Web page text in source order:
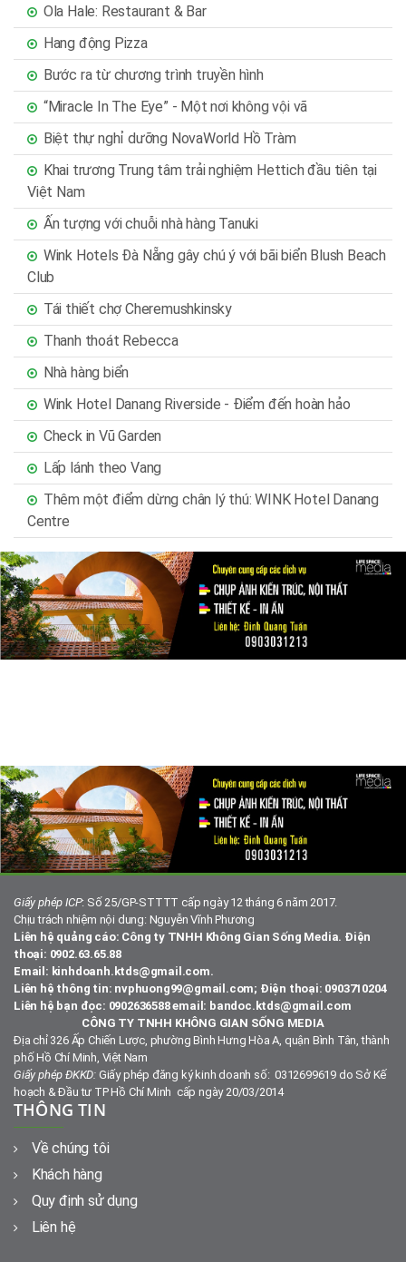
Ola Hale: Restaurant & Bar
Hang động Pizza
Bước ra từ chương trình truyền hình
“Miracle In The Eye” - Một nơi không vội vã
Biệt thự nghỉ dưỡng NovaWorld Hồ Tràm
Khai trương Trung tâm trải nghiệm Hettich đầu tiên tại
Việt Nam
Ấn tượng với chuỗi nhà hàng Tanuki
Wink Hotels Đà Nẵng gây chú ý với bãi biển Blush Beach
Club
Tái thiết chợ Cheremushkinsky
Thanh thoát Rebecca
Nhà hàng biển
Wink Hotel Danang Riverside - Điểm đến hoàn hảo
Check in Vũ Garden
Lấp lánh theo Vang
Thêm một điểm dừng chân lý thú: WINK Hotel Danang
Centre
Giấy phép ICP: Số 25/GP-STTTT cấp ngày 12 tháng 6 năm 2017.
Chịu trách nhiệm nội dung: Nguyễn Vĩnh Phương
Liên hệ quảng cáo: Công ty TNHH Không Gian Sống Media. Điện
thoại: 0902.63.65.88
Email: kinhdoanh.ktds@gmail.com.
Liên hệ thông tin: nvphuong99@gmail.com; Điện thoại: 0903710204
Liên hệ bạn đọc: 0902636588 email: bandoc.ktds@gmail.com
CÔNG TY TNHH KHÔNG GIAN SỐNG MEDIA
Địa chỉ 326 Ấp Chiến Lược, phường Bình Hưng Hòa A, quận Bình Tân, thành
phố Hồ Chí Minh, Việt Nam
Giấy phép ĐKKD: Giấy phép đăng ký kinh doanh số: 0312699619 do Sở Kế
hoạch & Đầu tư TP Hồ Chí Minh cấp ngày 20/03/2014
THÔNG TIN
Về chúng tôi
Khách hàng
Quy định sử dụng
Liên hệ